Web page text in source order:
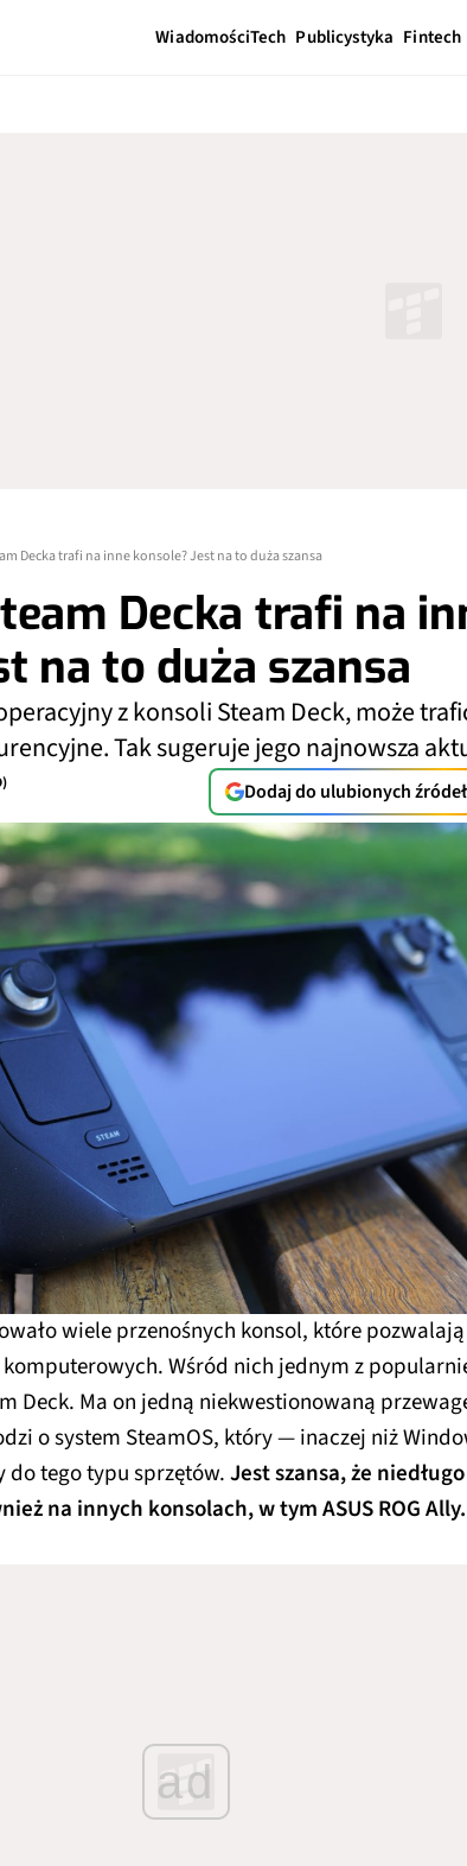
WiadomościTech Publicystyka Fintech
Decka trafi na inne konsole? Jest na to duża szansa
Decka trafi na
na to duża szansa
z konsoli Steam Deck, może
Tak sugeruje jego najnowsza
Dodaj do ulubionych
wiele przenośnych konsol, które
Wśród nich jednym z
Deck. Ma on jedną niekwestionowaną
o system SteamOS, który — inaczej niż
do tego typu sprzętów.Jest szansa, że niedługo
na innych konsolach, w tym ASUS ROG Ally.
ad